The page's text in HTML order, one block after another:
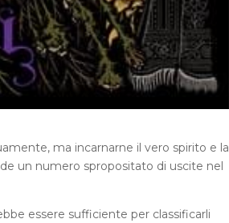
ma incarnarne il vero spirito e la
un numero spropositato di uscite nel
essere sufficiente per classificarli